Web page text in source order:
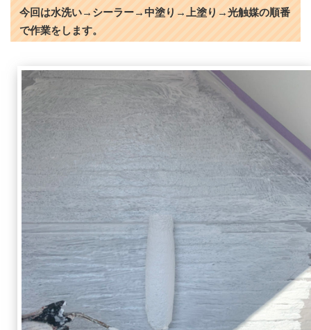
今回は水洗い→シーラー→中塗り→上塗り→光触媒の順番
で作業をします。